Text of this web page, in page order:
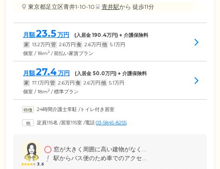
東京都足立区青井1-10-10
青井駅から 徒歩11分
月額23.5 万円 (入居金190.4万円) + 介護保険料
家 13.2万円 管 2.6万円 食 2.6万円 他 5.1万円
個室 / 18m2 / 前払い家賃プラン
月額27.4 万円 (入居金 50.0万円) + 介護保険料
家 17.1万円 管 2.6万円 食 2.6万円 他 5.1万円
個室 / 18m2 / 標準プラン
24時間介護士常駐 /トイレ付き居室
定員115名 /居室115室 /電話03-5845-8255
3.6
窓が大きく周囲に高い建物がなく...
駅からバス便のため車でのアクセ...